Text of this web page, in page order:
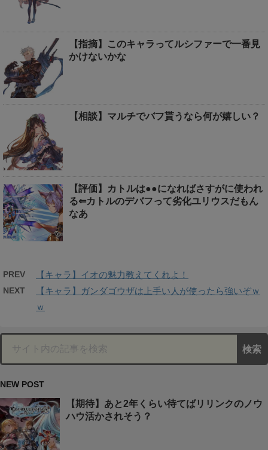
【指摘】このキャラってルシファーで一番見
かけないかな
【相談】マルチでバフ貰うなら何が嬉しい？
【評価】カトルは●●になればさすがに使われ
る⇐カトルのデバフって劣化ユリウスだもん
なあ
PREV 【キャラ】イオの魅力教えてくれよ！
NEXT
【キャラ】ガンダゴウザは上手い人が使ったら強いぞｗ
ｗ
NEW POST
【期待】あと2年くらい待てばリリンクのノウ
ハウ活かされそう？